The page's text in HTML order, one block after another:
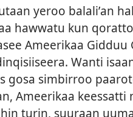
yeroo balaliʼan
hawwatu kun
Ameerikaa Gidduu
Wanti
gosa simbirroo
Ameerikaa keessatti
turin, suuraan